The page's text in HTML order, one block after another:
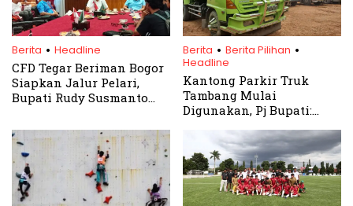
Berita . Headline
CFD Tegar Beriman Bogor
Siapkan Jalur Pelari,
Bupati Rudy Susmanto
CFD ke Seluruh
Kecamatan
Berita . Berita Pilihan .
Headline
Kantong Parkir Truk
Tambang Mulai
Digunakan, Pj Bupati:
Hukum